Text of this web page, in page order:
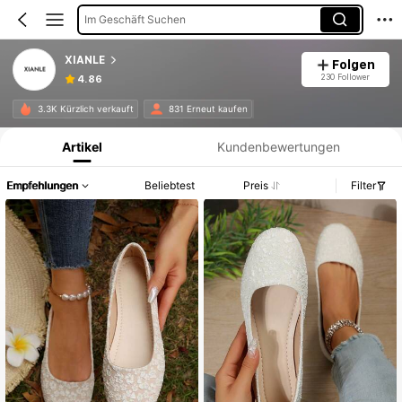
Im Geschäft Suchen
XIANLE
4.86
Folgen
230 Follower
3.3K Kürzlich verkauft 831 Erneut kaufen
Produktinformation: Preisangabe, Verkaufs- und Lagerbestandsdetails.
Artikel Kundenbewertungen
Empfehlungen Beliebtest Preis Filter